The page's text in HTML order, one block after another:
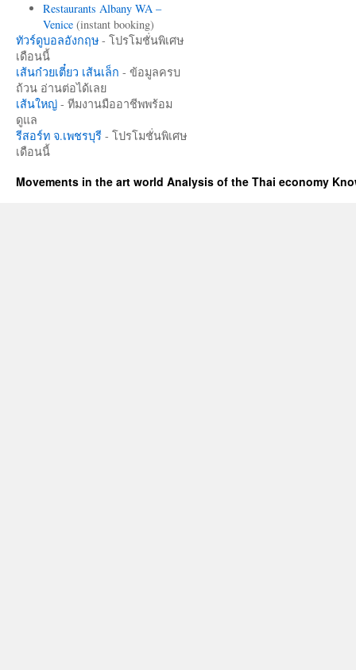
Restaurants Albany WA –
Venice(instant booking)
ทัวร์ดูบอลอังกฤษ - โปรโมชั่นพิเศษ
เดือนนี้
เส้นก๋วยเตี๋ยว เส้นเล็ก - ข้อมูลครบ
ถ้วน อ่านต่อได้เลย
เส้นใหญ่ - ทีมงานมืออาชีพพร้อม
ดูแล
รีสอร์ท จ.เพชรบุรี - โปรโมชั่นพิเศษ
เดือนนี้
Movements in the art world Analysis of the Thai economy